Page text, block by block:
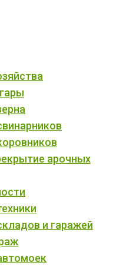
арочных
и гаражей